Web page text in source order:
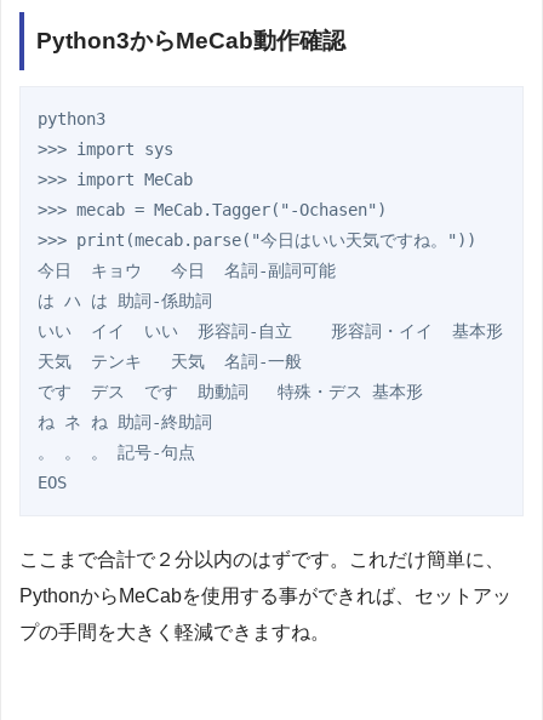
Python3からMeCab動作確認
python3
>>> import sys
>>> import MeCab
>>> mecab = MeCab.Tagger("-Ochasen")
>>> print(mecab.parse("今日はいい天気ですね。"))
今日  キョウ   今日  名詞-副詞可能
は ハ は 助詞-係助詞
いい  イイ  いい  形容詞-自立    形容詞・イイ  基本形
天気  テンキ   天気  名詞-一般
です  デス  です  助動詞   特殊・デス 基本形
ね ネ ね 助詞-終助詞
。 。 。 記号-句点
ここまで合計で２分以内のはずです。これだけ簡単に、
PythonからMeCabを使用する事ができれば、セットアッ
プの手間を大きく軽減できますね。